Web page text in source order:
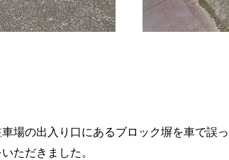
場の出入り口にあるブロック塀を車で誤
ただきました。